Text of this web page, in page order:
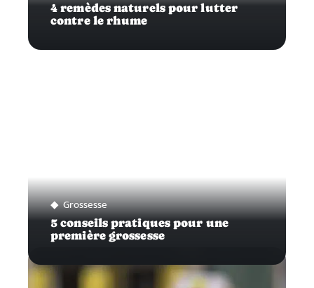
4 remèdes naturels pour lutter
contre le rhume
Grossesse
5 conseils pratiques pour une
première grossesse